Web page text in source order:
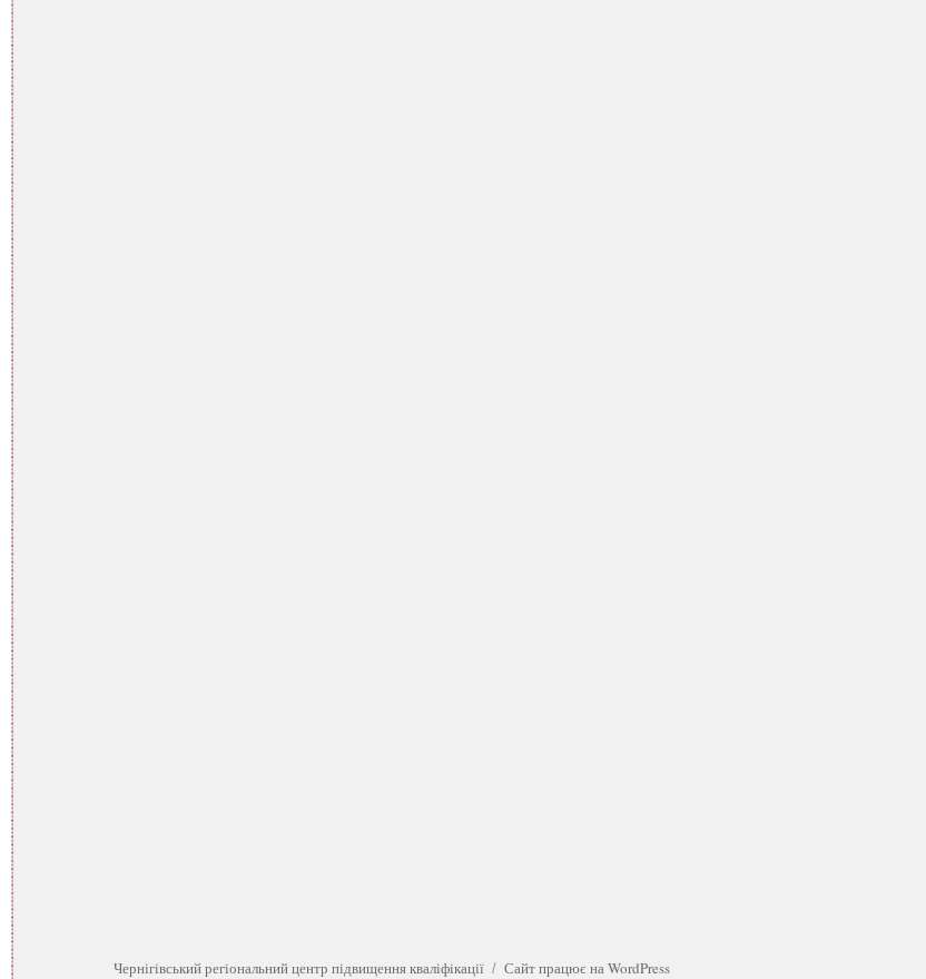
Чернігівський регіональний центр підвищення кваліфікації Сайт працює на WordPress